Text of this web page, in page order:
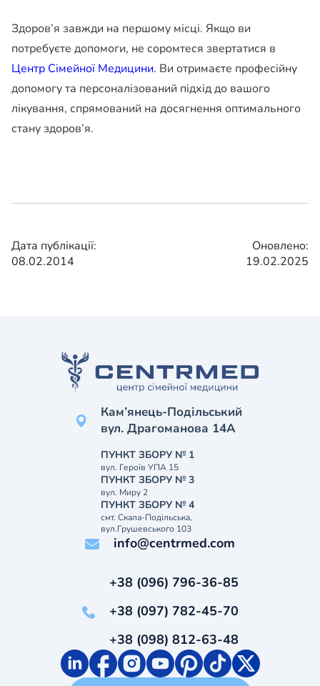
Здоров’я завжди на першому місці. Якщо ви
потребуєте допомоги, не соромтеся звертатися в
Центр Сімейної Медицини. Ви отримаєте професійну
допомогу та персоналізований підхід до вашого
лікування, спрямований на досягнення оптимального
стану здоров’я.
Дата публікації:
08.02.2014
Оновлено:
19.02.2025
Кам’янець-Подільський
вул. Драгоманова 14А
ПУНКТ ЗБОРУ № 1
вул. Героїв УПА 15
ПУНКТ ЗБОРУ № 3
вул. Миру 2
ПУНКТ ЗБОРУ № 4
смт. Скала-Подільська,
вул.Грушевського 103
info@centrmed.com
+38 (096) 796-36-85
+38 (097) 782-45-70
+38 (098) 812-63-48